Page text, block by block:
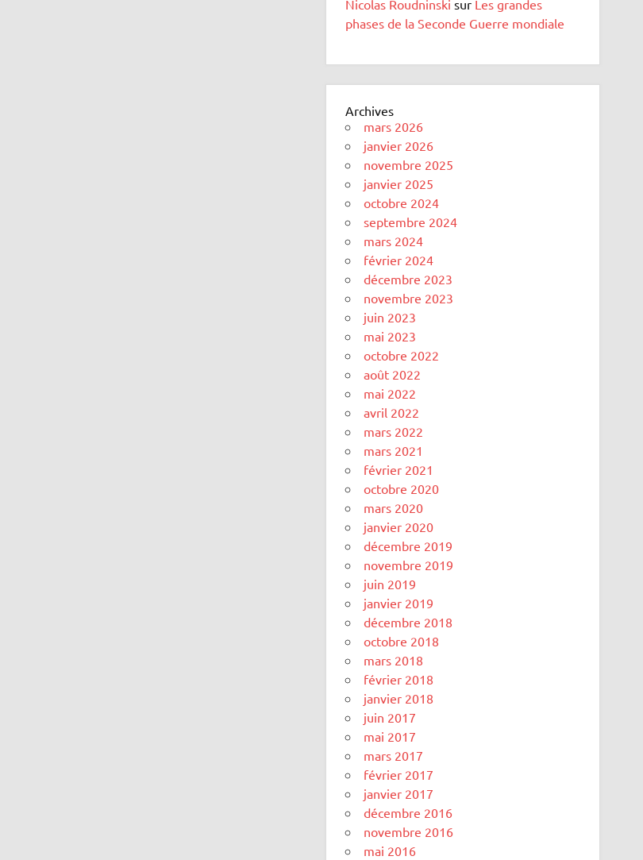
Nicolas Roudninski sur Les grandes
phases de la Seconde Guerre mondiale
Archives
mars 2026
janvier 2026
novembre 2025
janvier 2025
octobre 2024
septembre 2024
mars 2024
février 2024
décembre 2023
novembre 2023
juin 2023
mai 2023
octobre 2022
août 2022
mai 2022
avril 2022
mars 2022
mars 2021
février 2021
octobre 2020
mars 2020
janvier 2020
décembre 2019
novembre 2019
juin 2019
janvier 2019
décembre 2018
octobre 2018
mars 2018
février 2018
janvier 2018
juin 2017
mai 2017
mars 2017
février 2017
janvier 2017
décembre 2016
novembre 2016
mai 2016